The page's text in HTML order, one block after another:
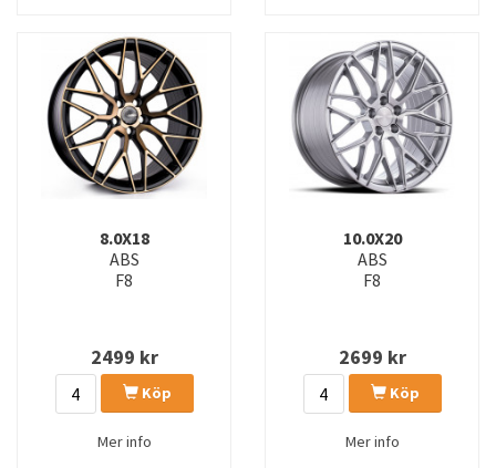
8.0X18
ABS
F8
2499 kr
Köp
Mer info
10.0X20
ABS
F8
2699 kr
Köp
Mer info